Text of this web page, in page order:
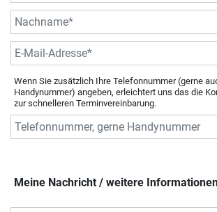
Wenn Sie zusätzlich Ihre Telefonnummer (gerne
Handynummer) angeben, erleichtert uns das die
zur schnelleren Terminvereinbarung.
Meine Nachricht / weitere